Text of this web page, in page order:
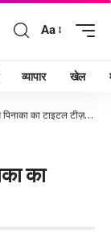
Aa
व्यापार खेल
का टाइटल टीज़र रिलीज
का